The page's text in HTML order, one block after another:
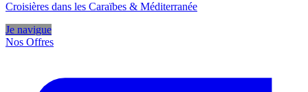
Croisières dans les Caraïbes & Méditerranée
Je navigue
Nos Offres